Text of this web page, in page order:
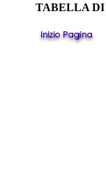
TABELLA DI